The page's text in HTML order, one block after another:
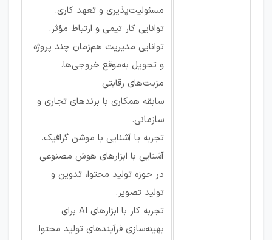
مسئولیت‌پذیری و تعهد کاری.
توانایی کار تیمی و ارتباط مؤثر.
توانایی مدیریت هم‌زمان چند پروژه
و تحویل به‌موقع خروجی‌ها.
مزیت‌های رقابتی
سابقه همکاری با برندهای تجاری و
سازمانی.
تجربه یا آشنایی با موشن گرافیک.
آشنایی با ابزارهای هوش مصنوعی
در حوزه تولید محتوا، تدوین و
تولید تصویر.
تجربه کار با ابزارهای AI برای
بهینه‌سازی فرآیندهای تولید محتوا.